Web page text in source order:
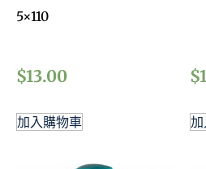
5×110
$13.00
加入購物車
$